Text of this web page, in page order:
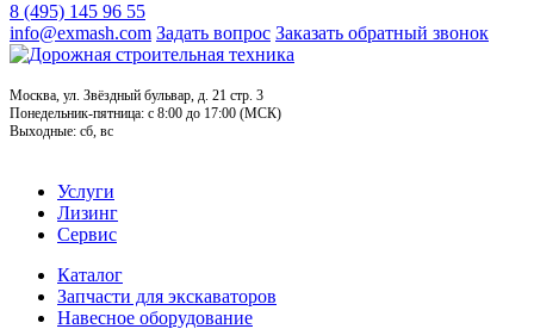
8 (495) 145 96 55
info@exmash.com Задать вопрос Заказать обратный звонок
Москва, ул. Звёздный бульвар, д. 21 стр. 3
Понедельник-пятница: c 8:00 до 17:00 (МСК)
Выходные: сб, вс
Услуги
Лизинг
Сервис
Каталог
Запчасти для экскаваторов
Навесное оборудование